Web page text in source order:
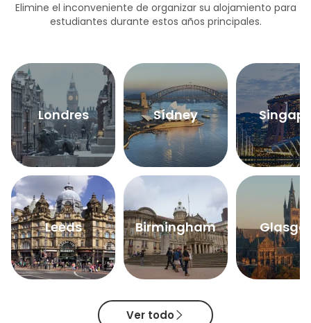
Elimine el inconveniente de organizar su alojamiento para
estudiantes durante estos años principales.
Londres Sídney
Leeds Birmingham
Ver todo 